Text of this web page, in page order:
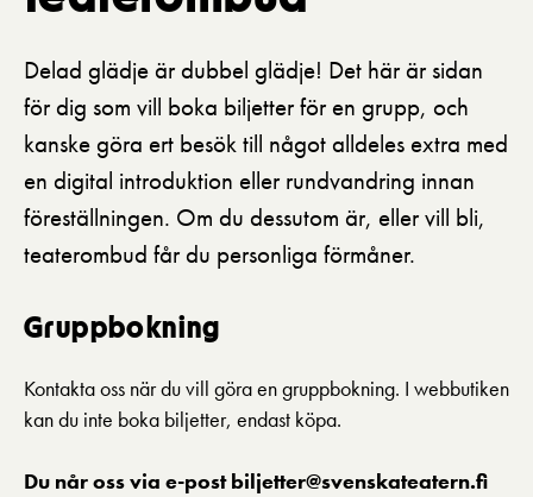
Svenska Teatern Live
Delad glädje är dubbel glädje! Det här är sidan
för dig som vill boka biljetter för en grupp, och
kanske göra ert besök till något alldeles extra med
en digital introduktion eller rundvandring innan
föreställningen. Om du dessutom är, eller vill bli,
teaterombud får du personliga förmåner.
Gruppbokning
Kontakta oss när du vill göra en gruppbokning. I webbutiken
kan du inte boka biljetter, endast köpa.
Du når oss via e-post biljetter@svenskateatern.fi